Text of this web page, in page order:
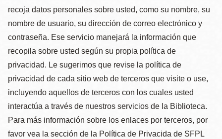
recoja datos personales sobre usted, como su nombre, su
nombre de usuario, su dirección de correo electrónico y
contraseña. Ese servicio manejará la información que
recopila sobre usted según su propia política de
privacidad. Le sugerimos que revise la política de
privacidad de cada sitio web de terceros que visite o use,
incluyendo aquellos de terceros con los cuales usted
interactúa a través de nuestros servicios de la Biblioteca.
Para más información sobre los enlaces por terceros, por
favor vea la sección de la Política de Privacida de SFPL